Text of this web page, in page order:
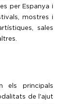
per Espanya i
mostres i
sales
els principals
de l'ajut